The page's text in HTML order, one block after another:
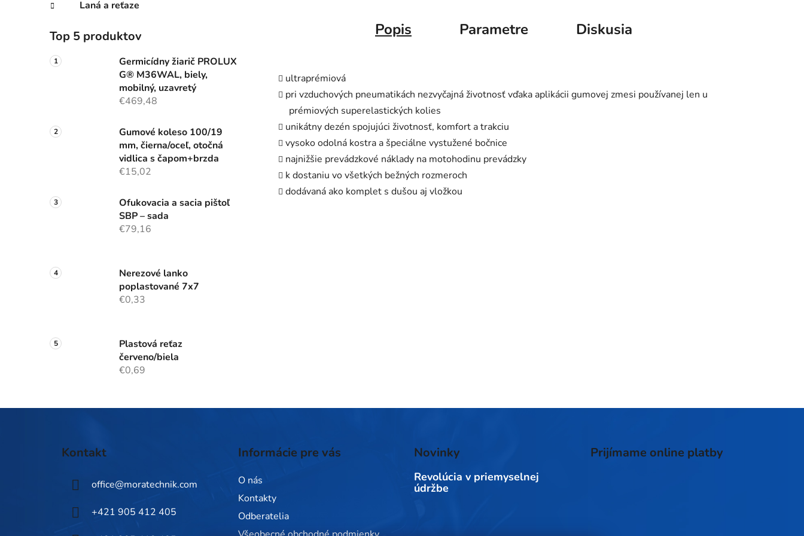
Laná a reťaze
Top 5 produktov
Germicídny žiarič PROLUX
G® M36WAL, biely,
mobilný, uzavretý
€469,48
Gumové koleso 100/19
mm, čierna/oceľ, otočná
vidlica s čapom+brzda
€15,02
Ofukovacia a sacia pištoľ
SBP – sada
€79,16
Nerezové lanko
poplastované 7x7
€0,33
Plastová reťaz
červeno/biela
€0,69
Popis Parametre Diskusia
ultraprémiová
pri vzduchových pneumatikách nezvyčajná životnosť vďaka aplikácii gumovej zmesi používanej len u
prémiových superelastických kolies
unikátny dezén spojujúci životnosť, komfort a trakciu
vysoko odolná kostra a špeciálne vystužené bočnice
najnižšie prevádzkové náklady na motohodinu prevádzky
k dostaniu vo všetkých bežných rozmeroch
dodávaná ako komplet s dušou aj vložkou
Kontakt
office@moratechnik.com
+421 905 412 405
Informácie pre vás
O nás
Kontakty
Odberatelia
Novinky
Revolúcia v priemyselnej
údržbe
Prijímame online platby